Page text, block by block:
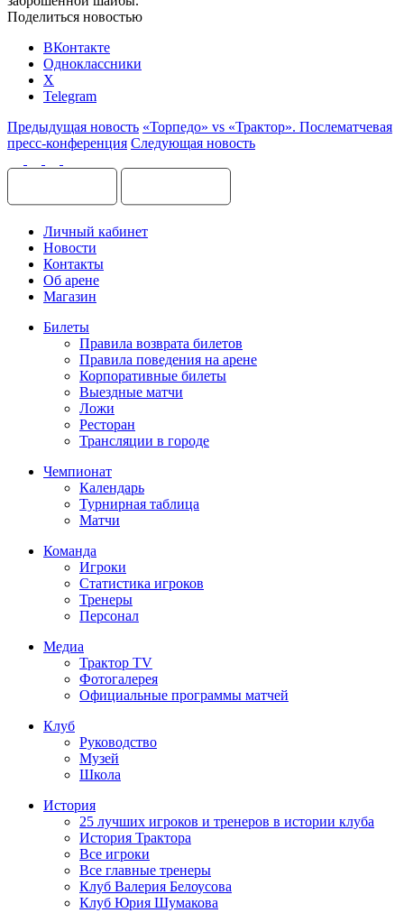
Поделиться новостью
ВКонтакте
Одноклассники
X
Telegram
Предыдущая новость «Торпедо» vs «Трактор». Послематчевая
пресс-конференция Следующая новость
Личный кабинет
Новости
Контакты
Об арене
Магазин
Билеты
Правила возврата билетов
Правила поведения на арене
Корпоративные билеты
Выездные матчи
Ложи
Ресторан
Трансляции в городе
Чемпионат
Календарь
Турнирная таблица
Матчи
Команда
Игроки
Статистика игроков
Тренеры
Персонал
Медиа
Трактор TV
Фотогалерея
Официальные программы матчей
Клуб
Руководство
Музей
Школа
История
25 лучших игроков и тренеров в истории клуба
История Трактора
Все игроки
Все главные тренеры
Клуб Валерия Белоусова
Клуб Юрия Шумакова